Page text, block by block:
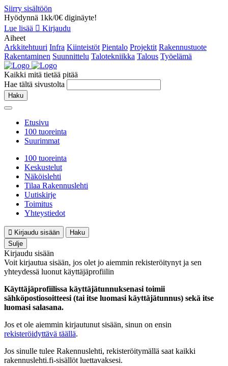
Siirry sisältöön
Hyödynnä 1kk/0€ diginäyte!
Lue lisää
Kirjaudu
Aiheet
Arkkitehtuuri Infra Kiinteistöt Pientalo Projektit Rakennustuote
Rakentaminen Suunnittelu Talotekniikka Talous Työelämä
Kaikki mitä tietää pitää
Hae tältä sivustolta
Haku
Etusivu
100 tuoreinta
Suurimmat
100 tuoreinta
Keskustelut
Näköislehti
Tilaa Rakennuslehti
Uutiskirje
Toimitus
Yhteystiedot
Kirjaudu sisään
Haku
Sulje
Kirjaudu sisään
Voit kirjautua sisään, jos olet jo aiemmin rekisteröitynyt ja sen
yhteydessä luonut käyttäjäprofiilin
Käyttäjäprofiilissa käyttäjätunnuksenasi toimii
sähköpostiosoitteesi (tai itse luomasi käyttäjätunnus) sekä itse
luomasi salasana.
Jos et ole aiemmin kirjautunut sisään, sinun on ensin
rekisteröidyttävä täällä.
Jos sinulle tulee Rakennuslehti, rekisteröitymällä saat kaikki
rakennuslehti.fi-sisällöt luettavaksesi.